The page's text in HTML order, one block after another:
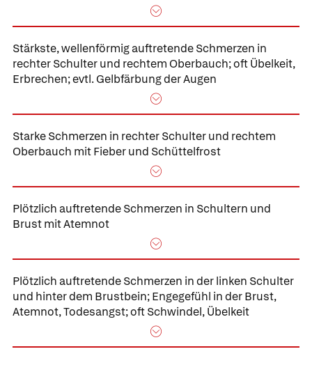
Stärkste, wellenförmig auftretende Schmerzen in
rechter Schulter und rechtem Oberbauch; oft Übelkeit,
Erbrechen; evtl. Gelbfärbung der Augen
Starke Schmerzen in rechter Schulter und rechtem
Oberbauch mit Fieber und Schüttelfrost
Plötzlich auftretende Schmerzen in Schultern und
Brust mit Atemnot
Plötzlich auftretende Schmerzen in der linken Schulter
und hinter dem Brustbein; Engegefühl in der Brust,
Atemnot, Todesangst; oft Schwindel, Übelkeit